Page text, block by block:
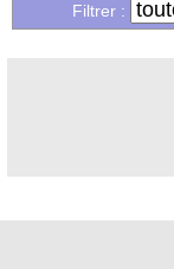
Filtrer :